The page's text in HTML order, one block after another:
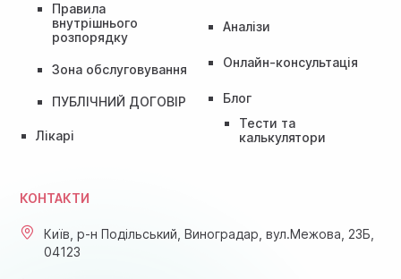
Правила
внутрішнього
розпорядку
Зона обслуговування
ПУБЛІЧНИЙ ДОГОВІР
Лікарі
Аналізи
Онлайн-консультація
Блог
Тести та
калькулятори
КОНТАКТИ
Київ, р-н Подільський, Виноградар, вул.Межова, 23Б,
04123